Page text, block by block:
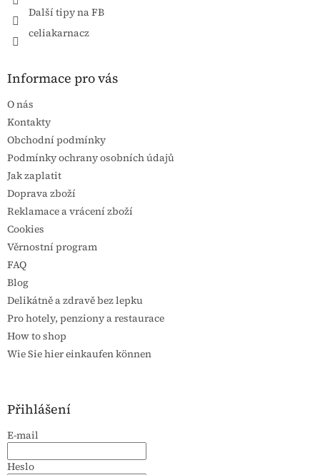
Další tipy na FB
celiakarnacz
Informace pro vás
O nás
Kontakty
Obchodní podmínky
Podmínky ochrany osobních údajů
Jak zaplatit
Doprava zboží
Reklamace a vrácení zboží
Cookies
Věrnostní program
FAQ
Blog
Delikátně a zdravě bez lepku
Pro hotely, penziony a restaurace
How to shop
Wie Sie hier einkaufen können
Přihlášení
E-mail
Heslo